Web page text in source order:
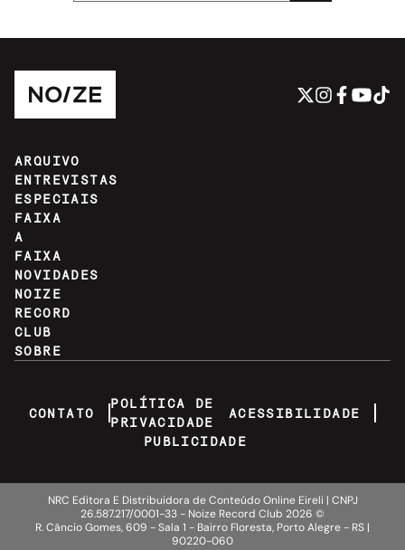
ARQUIVO
ENTREVISTAS
ESPECIAIS
FAIXA
A
FAIXA
NOVIDADES
NOIZE
RECORD
CLUB
SOBRE
CONTATO
POLÍTICA DE
PRIVACIDADE
ACESSIBILIDADE
PUBLICIDADE
NRC Editora E Distribuidora de Conteúdo Online Eireli | CNPJ
26.587.217/0001-33 - Noize Record Club 2026 ©
R. Câncio Gomes, 609 - Sala 1 - Bairro Floresta, Porto Alegre - RS |
90220-060